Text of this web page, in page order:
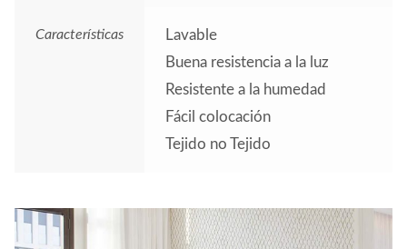
Características
Lavable
Buena resistencia a la luz
Resistente a la humedad
Fácil colocación
Tejido no Tejido